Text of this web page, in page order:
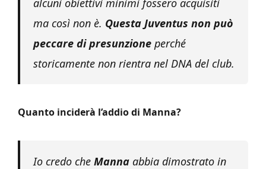
alcuni obiettivi minimi fossero acquisiti
ma così non è. Questa Juventus non può
peccare di presunzione perché
storicamente non rientra nel DNA del club.
Quanto inciderà l’addio di Manna?
Io credo che Manna abbia dimostrato in